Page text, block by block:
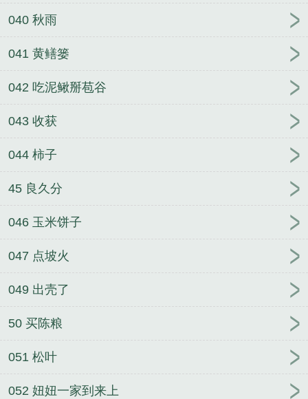
040 秋雨
041 黄鳝篓
042 吃泥鳅掰苞谷
043 收获
044 柿子
45 良久分
046 玉米饼子
047 点坡火
049 出壳了
50 买陈粮
051 松叶
052 妞妞一家到来上